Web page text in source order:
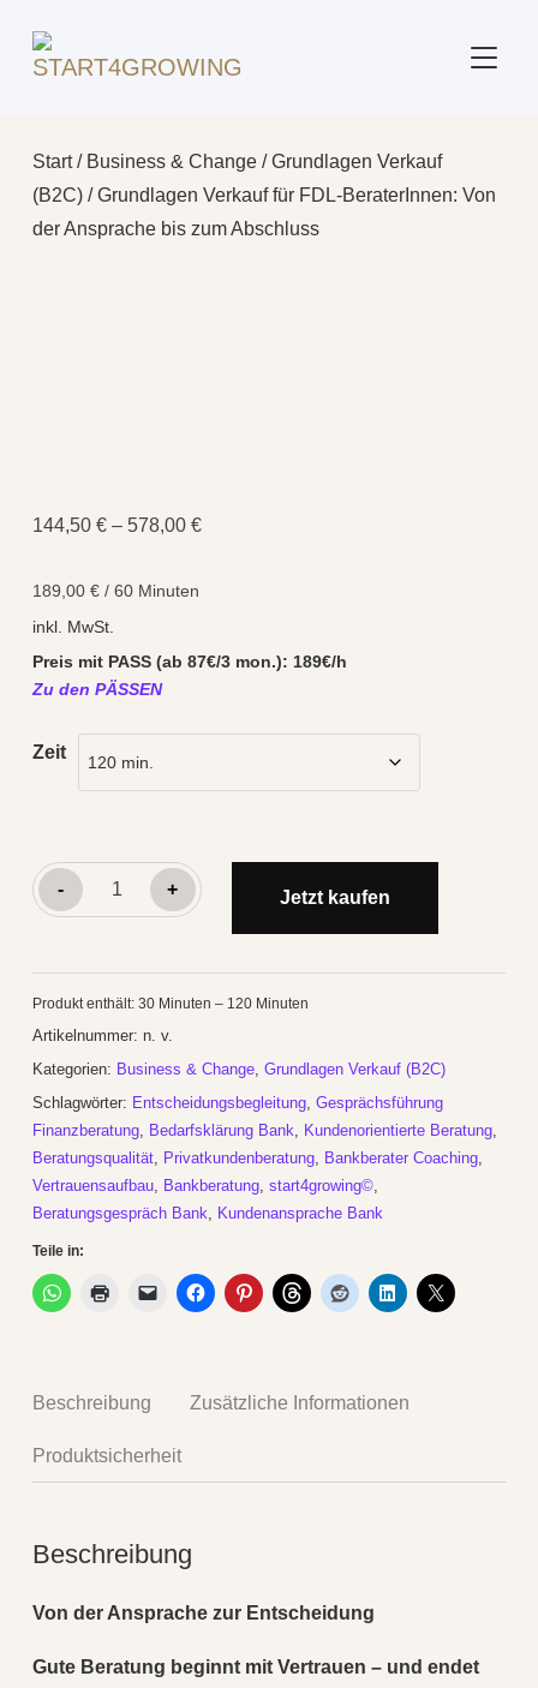
Start/ Business & Change/Grundlagen Verkauf
(B2C)/ Grundlagen Verkauf für FDL-BeraterInnen: Von
der Ansprache bis zum Abschluss
144,50 €– 578,00 €
189,00 €/ 60 Minuten
inkl. MwSt.
Preis mit PASS (ab 87€/3 mon.): 189€/h
Zu den PÄSSEN
Zeit
-
Grundlagen
Verkauf
Ansprache
bis
zum
Abschluss
Menge
+ Jetzt kaufen
Produkt enthält: 30 Minuten – 120 Minuten
Artikelnummer: n. v.
Kategorien: Business & Change, Grundlagen Verkauf (B2C)
Schlagwörter: Entscheidungsbegleitung, Gesprächsführung
Finanzberatung, Bedarfsklärung Bank, Kundenorientierte Beratung,
Beratungsqualität, Privatkundenberatung, Bankberater Coaching,
Vertrauensaufbau, Bankberatung, start4growing©,
Beratungsgespräch Bank, Kundenansprache Bank
Teile in:
Beschreibung Zusätzliche Informationen
Produktsicherheit
Beschreibung
Von der Ansprache zur Entscheidung
Gute Beratung beginnt mit Vertrauen – und endet